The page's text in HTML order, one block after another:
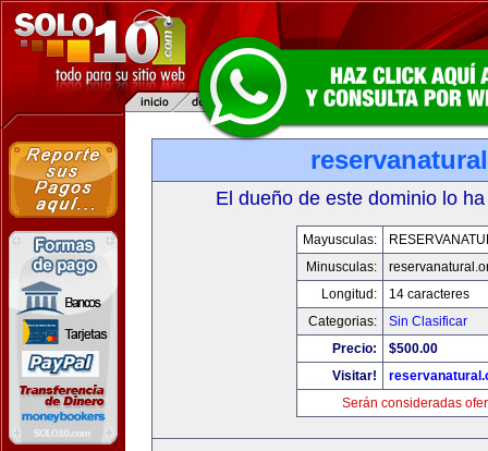
El dueño de este dominio lo
Mayusculas:
Minusculas:
Longitud:
14 caracteres
Categorias:
Sin Clasificar
Precio:
$500.00
Visitar!
Serán consideradas